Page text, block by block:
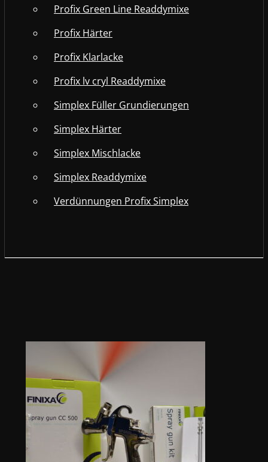
Profix Green Line Readdymixe
Profix Härter
Profix Klarlacke
Profix lv cryl Readdymixe
Simplex Füller Grundierungen
Simplex Härter
Simplex Mischlacke
Simplex Readdymixe
Verdünnungen Profix Simplex